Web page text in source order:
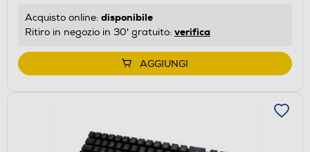
Acquisto online: disponibile
Ritiro in negozio in 30' gratuito: verifica
AGGIUNGI